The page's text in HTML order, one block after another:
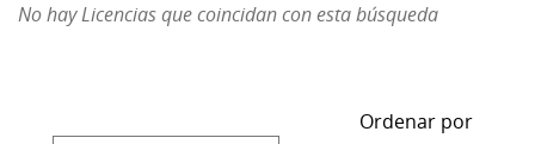
No hay Licencias que coincidan con esta búsqueda
Ordenar por